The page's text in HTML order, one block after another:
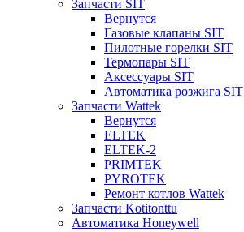
Запчасти SIT
Вернутся
Газовые клапаны SIT
Пилотные горелки SIT
Термопары SIT
Аксессуары SIT
Автоматика розжига SIT
Запчасти Wattek
Вернутся
ELTEK
ELTEK-2
PRIMTEK
PYROTEK
Ремонт котлов Wattek
Запчасти Kotitonttu
Автоматика Honeywеll